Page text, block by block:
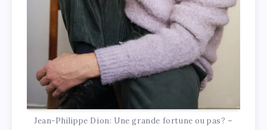
Jean-Philippe Dion: Une grande fortune ou pas? –